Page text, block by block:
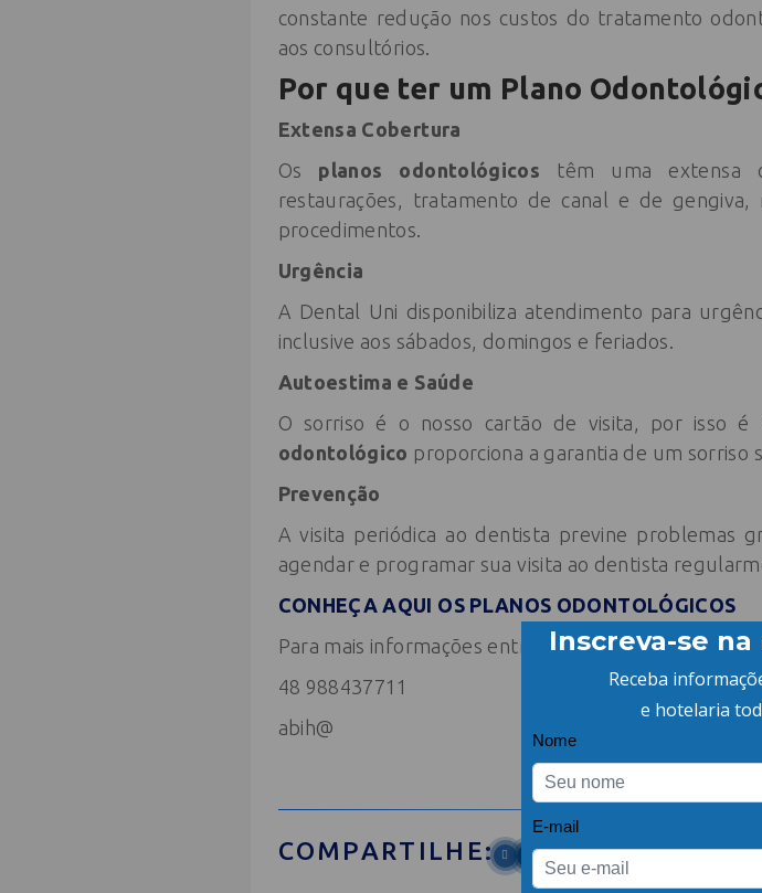
constante redução nos custos do tratamento
aos consultórios.
Por que ter um Plano
Extensa Cobertura
Os planos odontológicos têm uma extensa
restaurações, tratamento de canal e de
procedimentos.
Urgência
A Dental Uni disponibiliza atendimento para
inclusive aos sábados, domingos e feriados.
Autoestima e Saúde
O sorriso é o nosso cartão de visita, por isso
odontológico proporciona a garantia de um sorriso
Prevenção
A visita periódica ao dentista previne problemas
agendar e programar sua visita ao dentista
CONHEÇA AQUI OS PLANOS ODONTOLÓGICOS
Para mais informações entre em contato!
48 988437711
abih@
COMPARTILHE: